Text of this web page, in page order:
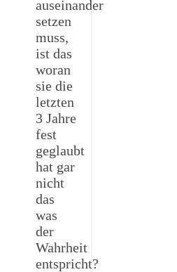
auseinander
setzen
muss,
ist das
woran
sie die
letzten
3 Jahre
fest
geglaubt
hat gar
nicht
das
was
der
Wahrheit
entspricht?